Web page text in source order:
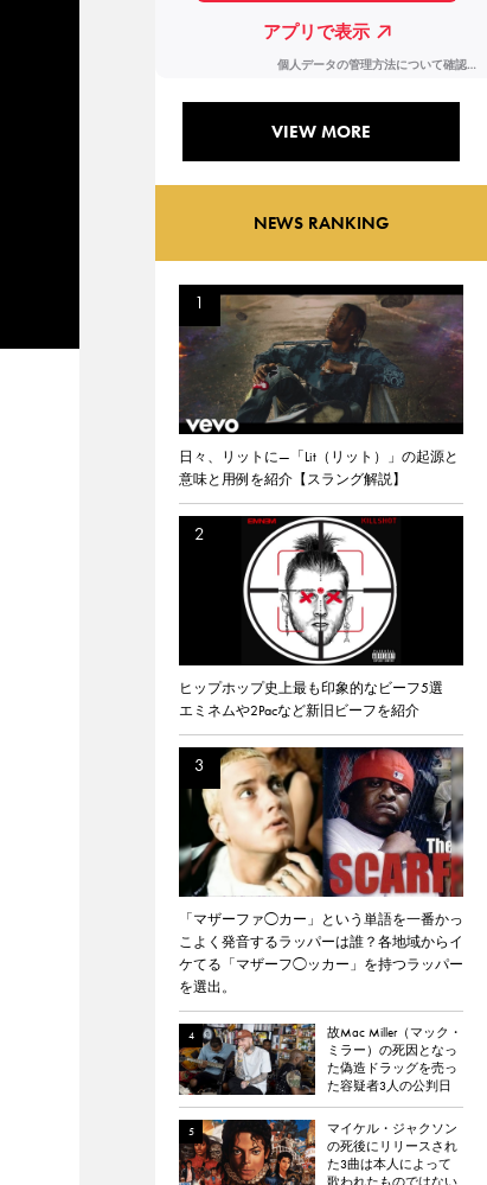
VIEW MORE
NEWS RANKING
日々、リットに—「Lit（リット）」の起源と
意味と用例を紹介【スラング解説】
ヒップホップ史上最も印象的なビーフ5選
エミネムや2Pacなど新旧ビーフを紹介
「マザーファ◯カー」という単語を一番かっ
こよく発音するラッパーは誰？各地域からイ
ケてる「マザーフ◯ッカー」を持つラッパー
を選出。
故Mac Miller（マック・
ミラー）の死因となっ
た偽造ドラッグを売っ
た容疑者3人の公判日
が決定。
マイケル・ジャクソン
の死後にリリースされ
た3曲は本人によって